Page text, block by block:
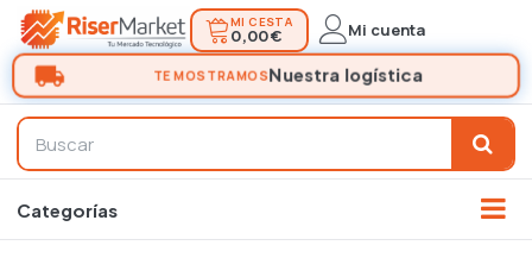
MI CESTA
0,00 € Mi cuenta